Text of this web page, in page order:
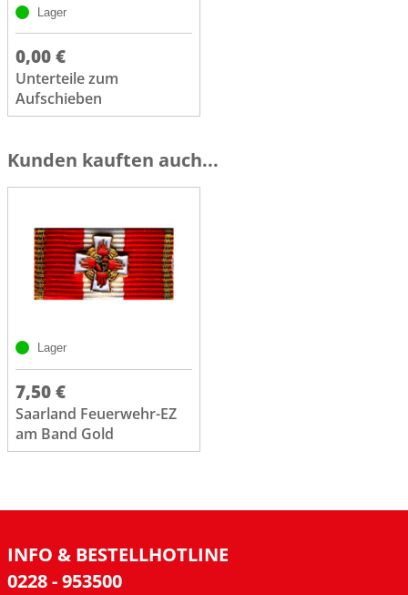
Lager
0,00 €
Unterteile zum
Aufschieben
Kunden kauften auch...
Lager
7,50 €
Saarland Feuerwehr-EZ
am Band Gold
INFO & BESTELLHOTLINE
0228 - 953500